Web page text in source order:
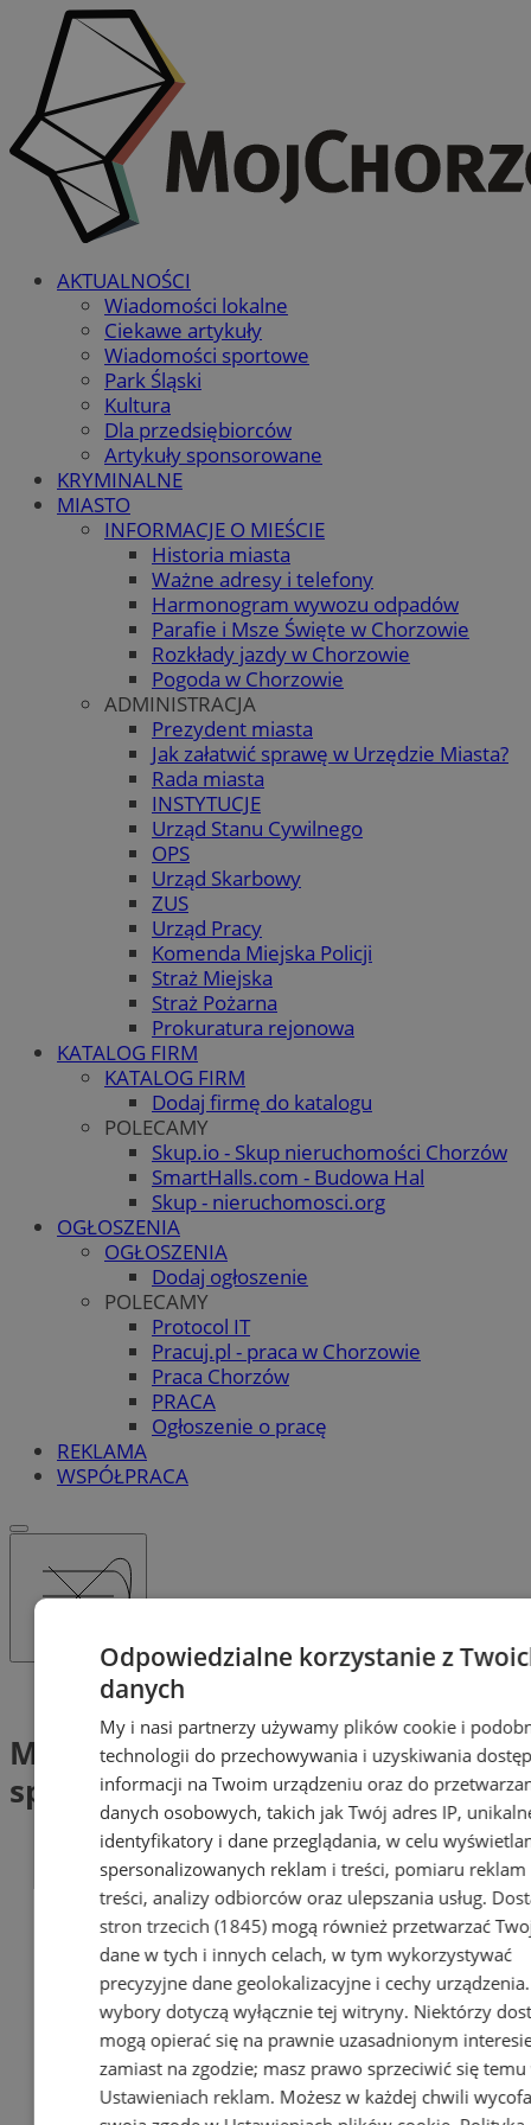
AKTUALNOŚCI
Wiadomości lokalne
Ciekawe artykuły
Wiadomości sportowe
Park Śląski
Kultura
Dla przedsiębiorców
Artykuły sponsorowane
KRYMINALNE
MIASTO
INFORMACJE O MIEŚCIE
Historia miasta
Ważne adresy i telefony
Harmonogram wywozu odpadów
Parafie i Msze Święte w Chorzowie
Rozkłady jazdy w Chorzowie
Pogoda w Chorzowie
ADMINISTRACJA
Prezydent miasta
Jak załatwić sprawę w Urzędzie Miasta?
Rada miasta
INSTYTUCJE
Urząd Stanu Cywilnego
OPS
Urząd Skarbowy
ZUS
Urząd Pracy
Komenda Miejska Policji
Straż Miejska
Straż Pożarna
Prokuratura rejonowa
KATALOG FIRM
KATALOG FIRM
Dodaj firmę do katalogu
POLECAMY
Skup.io - Skup nieruchomości Chorzów
SmartHalls.com - Budowa Hal
Skup - nieruchomosci.org
OGŁOSZENIA
OGŁOSZENIA
Dodaj ogłoszenie
POLECAMY
Protocol IT
Pracuj.pl - praca w Chorzowie
Praca Chorzów
PRACA
Ogłoszenie o pracę
REKLAMA
WSPÓŁPRACA
Tag: Marshall - Pies do zadań specjalnych
Marshall – Pies do zadań
specjalnych (1)
Odpowiedzialne korzystanie z
danych
My i nasi partnerzy używamy plików cookie i
technologii do przechowywania i uzyskiwania
informacji na Twoim urządzeniu oraz do
danych osobowych, takich jak Twój adres IP,
identyfikatory i dane przeglądania, w celu
spersonalizowanych reklam i treści, pomiaru reklam
treści, analizy odbiorców oraz ulepszania usług.
stron trzecich (1845)mogą również przetwarzać
dane w tych i innych celach, w tym wykorzystywać
precyzyjne dane geolokalizacyjne i cechy
wybory dotyczą wyłącznie tej witryny. Niektórzy
mogą opierać się na prawnie uzasadnionym
zamiast na zgodzie; masz prawo sprzeciwić się temu
Ustawieniach reklam. Możesz w każdej chwili